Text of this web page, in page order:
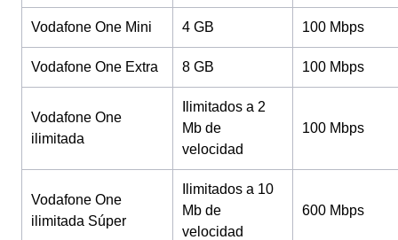
Vodafone One Mini 4 GB 100 Mbps
Vodafone One Extra 8 GB 100 Mbps
Vodafone One
ilimitada
Ilimitados a 2
Mb de
velocidad
100 Mbps
Vodafone One
ilimitada Súper
Ilimitados a 10
Mb de
velocidad
600 Mbps